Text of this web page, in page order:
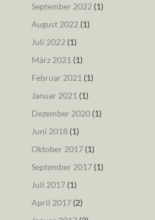
September 2022 (1)
August 2022 (1)
Juli 2022 (1)
März 2021 (1)
Februar 2021 (1)
Januar 2021 (1)
Dezember 2020(1)
Juni 2018(1)
Oktober 2017(1)
September 2017(1)
Juli 2017(1)
April 2017(2)